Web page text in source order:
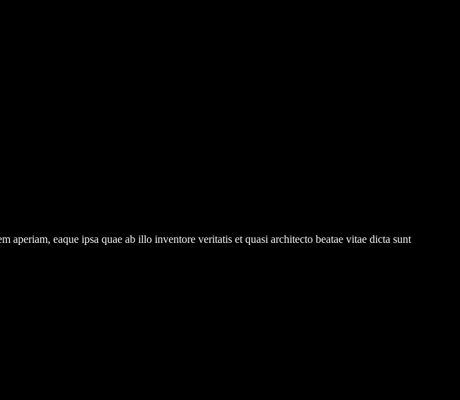
aperiam, eaque ipsa quae ab illo inventore veritatis et quasi architecto beatae vitae dicta sunt